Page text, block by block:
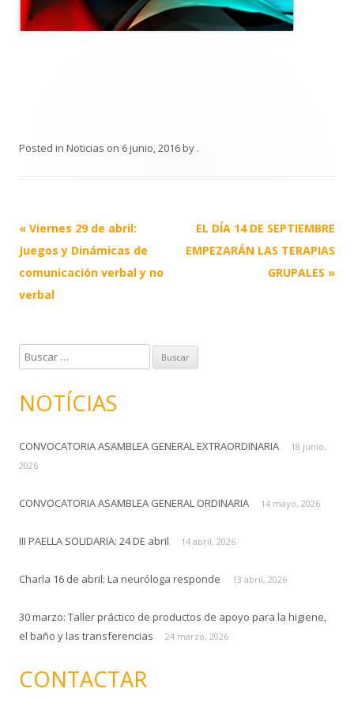
Posted in Noticias on 6 junio, 2016by .
Post
navigation
« Viernes 29 de abril:
Juegos y Dinámicas de
comunicación verbal y no
verbal
EL DÍA 14 DE SEPTIEMBRE
EMPEZARÁN LAS TERAPIAS
GRUPALES »
u
c
r
:
NOTÍCIAS
CONVOCATORIA ASAMBLEA GENERAL EXTRAORDINARIA
18 junio,
2026
CONVOCATORIA ASAMBLEA GENERAL ORDINARIA 14 mayo, 2026
III PAELLA SOLIDARIA: 24 DE abril 14 abril, 2026
Charla 16 de abril: La neuróloga responde 13 abril, 2026
30 marzo: Taller práctico de productos de apoyo para la higiene,
el baño y las transferencias
24 marzo, 2026
CONTACTAR